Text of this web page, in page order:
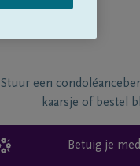
Stuur een
kaarsje of bestel
Betuig je